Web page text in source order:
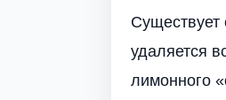
Существует
удаляется
лимонного